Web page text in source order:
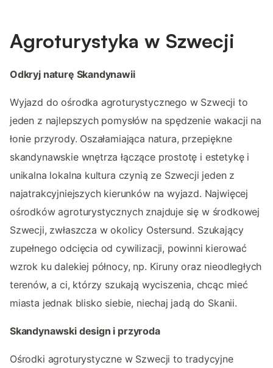
Agroturystyka w Szwecji
Odkryj naturę Skandynawii
Wyjazd do ośrodka agroturystycznego w Szwecji to
jeden z najlepszych pomysłów na spędzenie wakacji na
łonie przyrody. Oszałamiająca natura, przepiękne
skandynawskie wnętrza łączące prostotę i estetykę i
unikalna lokalna kultura czynią ze Szwecji jeden z
najatrakcyjniejszych kierunków na wyjazd. Najwięcej
ośrodków agroturystycznych znajduje się w środkowej
Szwecji, zwłaszcza w okolicy Ostersund. Szukający
zupełnego odcięcia od cywilizacji, powinni kierować
wzrok ku dalekiej północy, np. Kiruny oraz nieodległych
terenów, a ci, którzy szukają wyciszenia, chcąc mieć
miasta jednak blisko siebie, niechaj jadą do Skanii.
Skandynawski design i przyroda
Ośrodki agroturystyczne w Szwecji to tradycyjne